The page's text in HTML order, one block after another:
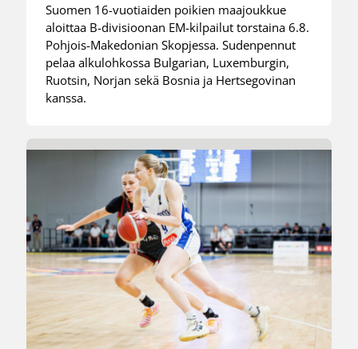
Suomen 16-vuotiaiden poikien maajoukkue
aloittaa B-divisioonan EM-kilpailut torstaina 6.8.
Pohjois-Makedonian Skopjessa. Sudenpennut
pelaa alkulohkossa Bulgarian, Luxemburgin,
Ruotsin, Norjan sekä Bosnia ja Hertsegovinan
kanssa.